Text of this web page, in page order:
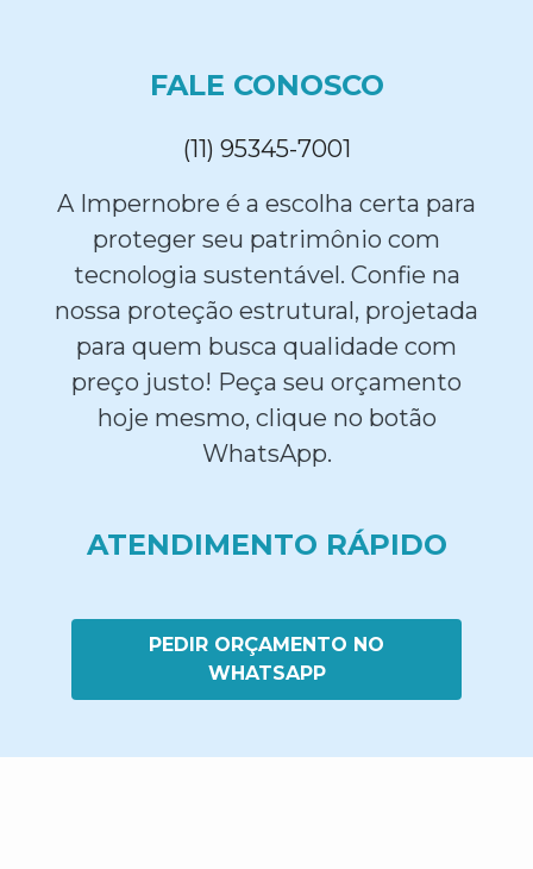
FALE CONOSCO
(11) 95345-7001
A Impernobre é a escolha certa para
proteger seu patrimônio com
tecnologia sustentável. Confie na
nossa proteção estrutural, projetada
para quem busca qualidade com
preço justo! Peça seu orçamento
hoje mesmo, clique no botão
WhatsApp.
ATENDIMENTO RÁPIDO
PEDIR ORÇAMENTO NO
WHATSAPP